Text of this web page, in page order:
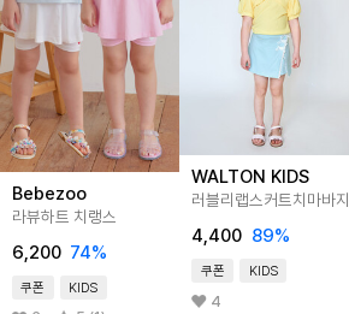
Bebezoo
라뷰하트 치랭스
6,200 74%
쿠폰 KIDS
WALTON KIDS
러블리랩스커트치마바지
4,400 89%
쿠폰 KIDS
4